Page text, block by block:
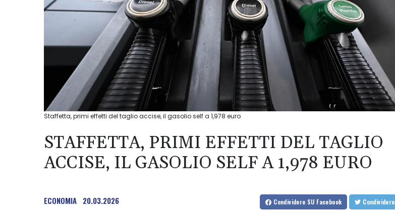
Staffetta, primi effetti del taglio accise, il gasolio self a 1,978 euro
STAFFETTA, PRIMI EFFETTI DEL TAGLIO
ACCISE, IL GASOLIO SELF A 1,978 EURO
ECONOMIA 20.03.2026 Condividere SU Facebook Condividere